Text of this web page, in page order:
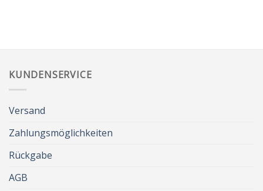
KUNDENSERVICE
Versand
Zahlungsmöglichkeiten
Rückgabe
AGB